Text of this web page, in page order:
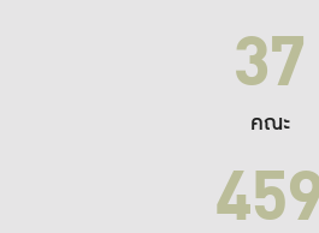
37
คณะ